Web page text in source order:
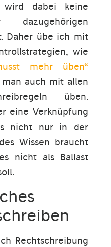
wird dabei keine
dazugehörigen
Daher übe ich mit
wie
mehr üben“
auch mit allen
üben.
eine Verknüpfung
nicht nur in der
Wissen braucht
nicht als Ballast
Rechtschreibung